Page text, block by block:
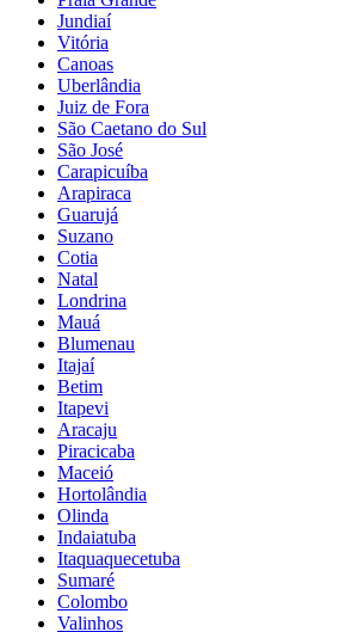
Jundiaí
Vitória
Canoas
Uberlândia
Juiz de Fora
São Caetano do Sul
São José
Carapicuíba
Arapiraca
Guarujá
Suzano
Cotia
Natal
Londrina
Mauá
Blumenau
Itajaí
Betim
Itapevi
Aracaju
Piracicaba
Maceió
Hortolândia
Olinda
Indaiatuba
Itaquaquecetuba
Sumaré
Colombo
Valinhos